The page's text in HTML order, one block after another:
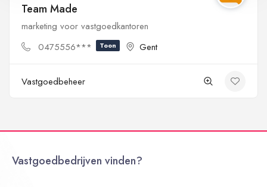
Team Made
marketing voor vastgoedkantoren
0475556***
Toon Gent
Vastgoedbeheer
Vastgoedbedrijven vinden?